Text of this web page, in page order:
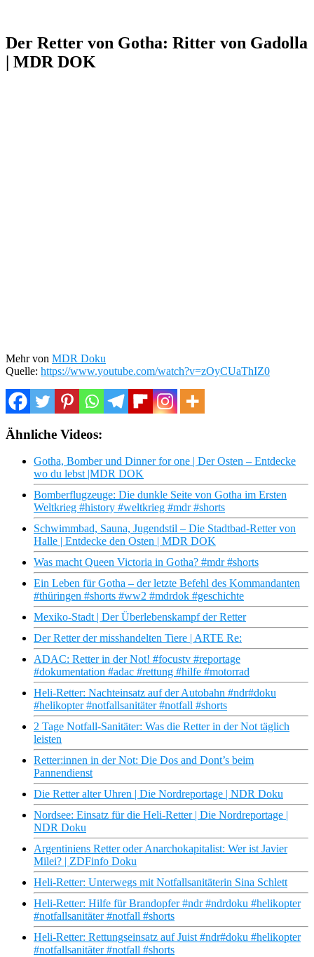
Der Retter von Gotha: Ritter von Gadolla
| MDR DOK
Mehr von MDR Doku
Quelle: https://www.youtube.com/watch?v=zOyCUaThIZ0
Ähnliche Videos:
Gotha, Bomber und Dinner for one | Der Osten – Entdecke
wo du lebst |MDR DOK
Bomberflugzeuge: Die dunkle Seite von Gotha im Ersten
Weltkrieg #history #weltkrieg #mdr #shorts
Schwimmbad, Sauna, Jugendstil – Die Stadtbad-Retter von
Halle | Entdecke den Osten | MDR DOK
Was macht Queen Victoria in Gotha? #mdr #shorts
Ein Leben für Gotha – der letzte Befehl des Kommandanten
#thüringen #shorts #ww2 #mdrdok #geschichte
Mexiko-Stadt | Der Überlebenskampf der Retter
Der Retter der misshandelten Tiere | ARTE Re:
ADAC: Retter in der Not! #focustv #reportage
#dokumentation #adac #rettung #hilfe #motorrad
Heli-Retter: Nachteinsatz auf der Autobahn #ndr#doku
#helikopter #notfallsanitäter #notfall #shorts
2 Tage Notfall-Sanitäter: Was die Retter in der Not täglich
leisten
Retter:innen in der Not: Die Dos and Dont’s beim
Pannendienst
Die Retter alter Uhren | Die Nordreportage | NDR Doku
Nordsee: Einsatz für die Heli-Retter | Die Nordreportage |
NDR Doku
Argentiniens Retter oder Anarchokapitalist: Wer ist Javier
Milei? | ZDFinfo Doku
Heli-Retter: Unterwegs mit Notfallsanitäterin Sina Schlett
Heli-Retter: Hilfe für Brandopfer #ndr #ndrdoku #helikopter
#notfallsanitäter #notfall #shorts
Heli-Retter: Rettungseinsatz auf Juist #ndr#doku #helikopter
#notfallsanitäter #notfall #shorts